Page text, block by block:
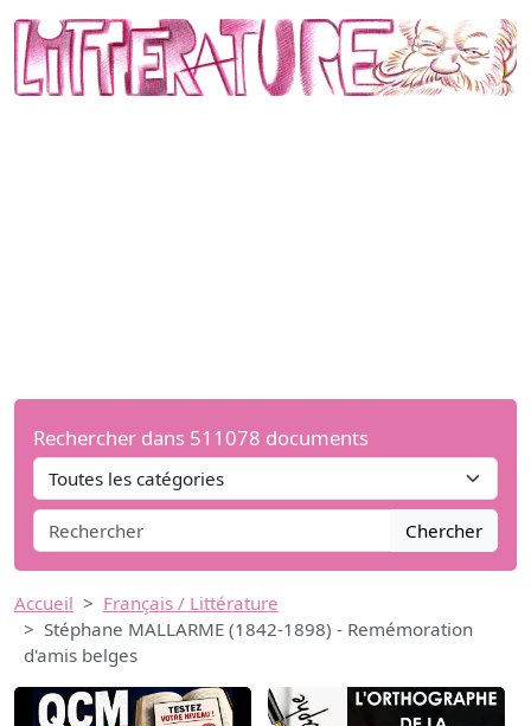
Rechercher dans 511078 documents
Chercher
Accueil
Français / Littérature
Stéphane MALLARME (1842-1898) - Remémoration
d'amis belges